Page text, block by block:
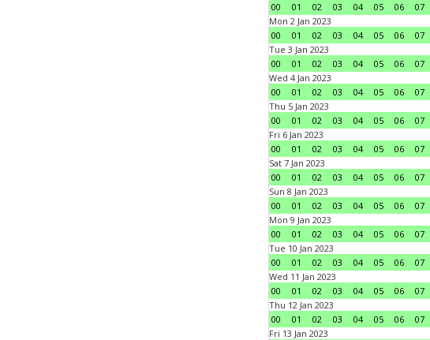
00
01 02 03 04 05 06 07
Mon 2 Jan 2023
00
01 02 03 04 05 06 07
Tue 3 Jan 2023
00
01 02 03 04 05 06 07
Wed 4 Jan 2023
00
01 02 03 04 05 06 07
Thu 5 Jan 2023
00
01 02 03 04 05 06 07
Fri 6 Jan 2023
00
01 02 03 04 05 06 07
Sat 7 Jan 2023
00
01 02 03 04 05 06 07
Sun 8 Jan 2023
00
01 02 03 04 05 06 07
Mon 9 Jan 2023
00
01 02 03 04 05 06 07
Tue 10 Jan 2023
00
01 02 03 04 05 06 07
Wed 11 Jan 2023
00
01 02 03 04 05 06 07
Thu 12 Jan 2023
00
01 02 03 04 05 06 07
Fri 13 Jan 2023